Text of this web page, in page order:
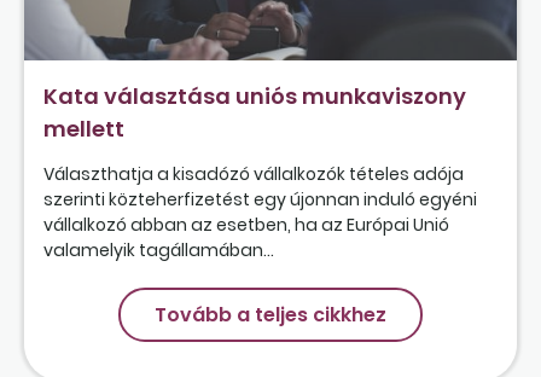
Kata választása uniós munkaviszony
mellett
Választhatja a kisadózó vállalkozók tételes adója
szerinti közteherfizetést egy újonnan induló egyéni
vállalkozó abban az esetben, ha az Európai Unió
valamelyik tagállamában...
Tovább a teljes cikkhez